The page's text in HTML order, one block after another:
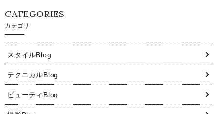
CATEGORIES
カテゴリ
スタイルBlog
テクニカルBlog
ビューティBlog